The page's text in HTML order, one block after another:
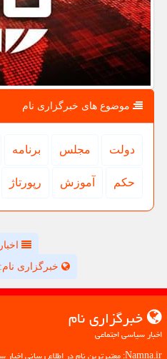
موضوع های خبرگزاری نام
دولت مجلس برنامه
حكم آموزش رپورتاژ
خبرگزاری
خبرگزاری نام
اخبار سیاسی اجتماعی